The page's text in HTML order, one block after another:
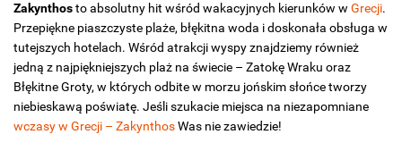
Zakynthosto absolutny hit wśród wakacyjnych kierunków w Grecji.
Przepiękne piaszczyste plaże, błękitna woda i doskonała obsługa w
tutejszych hotelach. Wśród atrakcji wyspy znajdziemy również
jedną z najpiękniejszych plaż na świecie – Zatokę Wraku oraz
Błękitne Groty, w których odbite w morzu jońskim słońce tworzy
niebieskawą poświatę. Jeśli szukacie miejsca na niezapomniane
wczasy w Grecji – ZakynthosWas nie zawiedzie!